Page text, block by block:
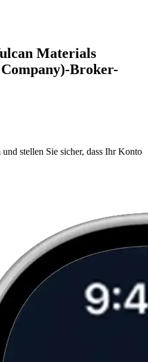
Materials
Broker-
stellen Sie sicher, dass Ihr Konto